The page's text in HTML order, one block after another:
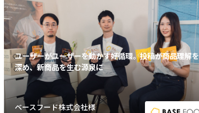
ユーザーがユーザーを動かす好循環。投稿が商品理解を
深め、新商品を生む源泉に
ベースフード株式会社様